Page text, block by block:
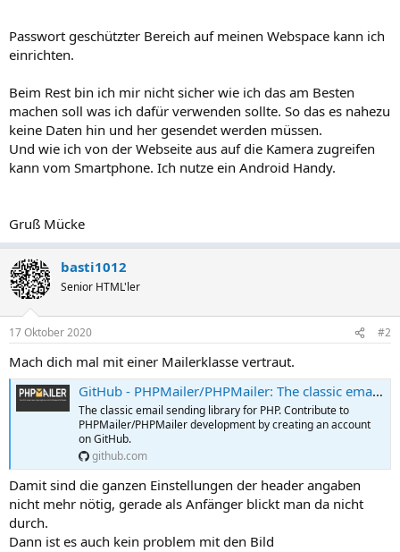
Passwort geschützter Bereich auf meinen Webspace kann ich
einrichten.
Beim Rest bin ich mir nicht sicher wie ich das am Besten
machen soll was ich dafür verwenden sollte. So das es nahezu
keine Daten hin und her gesendet werden müssen.
Und wie ich von der Webseite aus auf die Kamera zugreifen
kann vom Smartphone. Ich nutze ein Android Handy.
Gruß Mücke
basti1012
Senior HTML'ler
17 Oktober 2020 #2
Mach dich mal mit einer Mailerklasse vertraut.
GitHub - PHPMailer/PHPMailer: The classic email sending library for PHP
The classic email sending library for PHP. Contribute to
PHPMailer/PHPMailer development by creating an account
on GitHub.
github.com
Damit sind die ganzen Einstellungen der header angaben
nicht mehr nötig, gerade als Anfänger blickt man da nicht
durch.
Dann ist es auch kein problem mit den Bild